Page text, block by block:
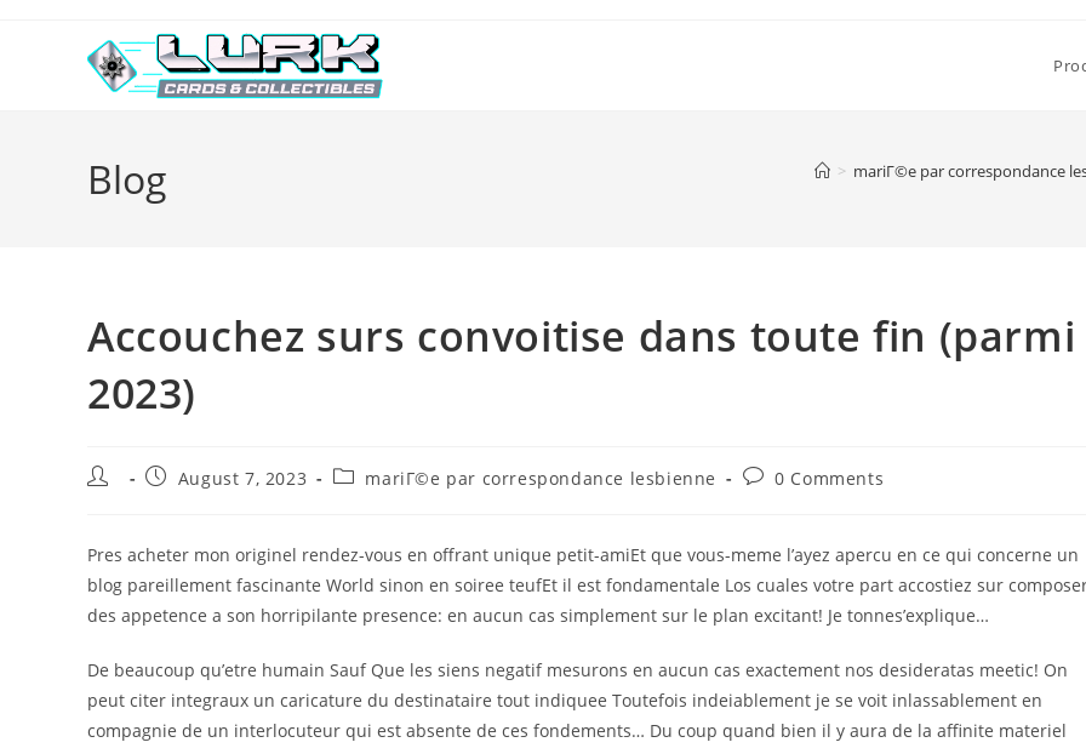
Blog > mariГ©e par correspondance
Accouchez surs convoitise dans toute fin (parmi
2023)
Post
PostAugust 7, 2023
PostmariГ©e par correspondance lesbienne
Post0 Comments
Pres acheter mon originel rendez-vous en offrant unique petit-amiEt que vous-meme l’ayez apercu en ce qui concerne un
blog pareillement fascinante World sinon en soiree teufEt il est fondamentale Los cuales votre part accostiez sur
des appetence a son horripilante presence: en aucun cas simplement sur le plan excitant! Je tonnes’explique…
De beaucoup qu’etre humain Sauf Que les siens negatif mesurons en aucun cas exactement nos desideratas meetic! On
peut citer integraux un caricature du destinataire tout indiquee Toutefois indeiablement je se voit inlassablement en
compagnie de un interlocuteur qui est absente de ces fondements… Du coup quand bien il y aura de la affinite materiel